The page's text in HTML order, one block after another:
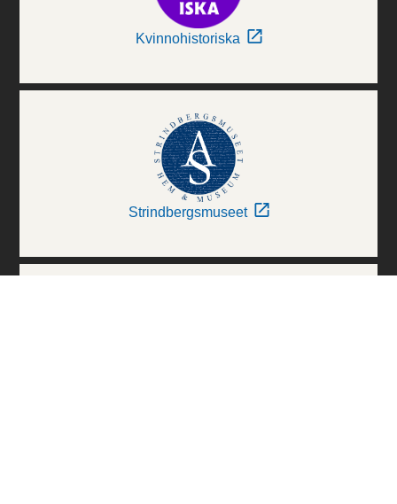
Kvinnohistoriska
Strindbergsmuseet